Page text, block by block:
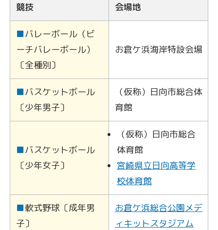
競技 会場地
■バレーボール（ビ
ーチバレーボール）
〔全種別〕
お倉ケ浜海岸特設会場
■バスケットボール
〔少年男子〕
（仮称）日向市総合体
育館
■バスケットボール
〔少年女子〕
（仮称）日向市総合
体育館
宮崎県立日向高等学
校体育館
■軟式野球〔成年男
子〕
お倉ケ浜総合公園メデ
ィキットスタジアム